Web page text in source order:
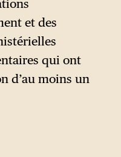
et des
qui ont
d’au moins un